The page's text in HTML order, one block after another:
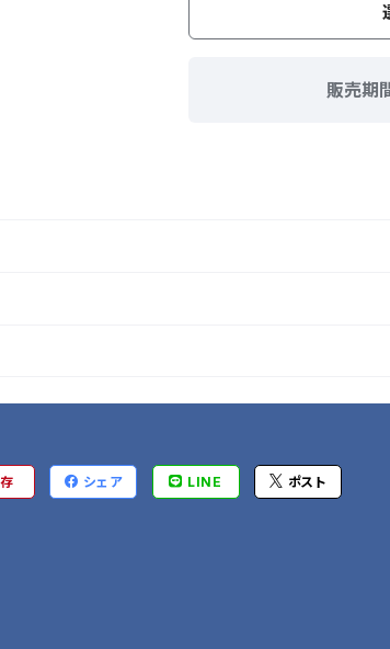
販売期
シェア LINE ポスト